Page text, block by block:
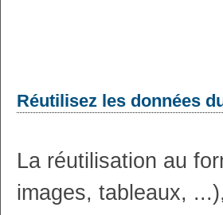
Réutilisez les données
La réutilisation au
images, tableaux,